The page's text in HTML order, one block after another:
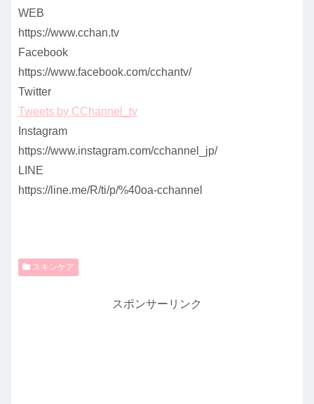
WEB
https://www.cchan.tv
Facebook
https://www.facebook.com/cchantv/
Twitter
Tweets by CChannel_tv
Instagram
https://www.instagram.com/cchannel_jp/
LINE
https://line.me/R/ti/p/%40oa-cchannel
スキンケア
スポンサーリンク